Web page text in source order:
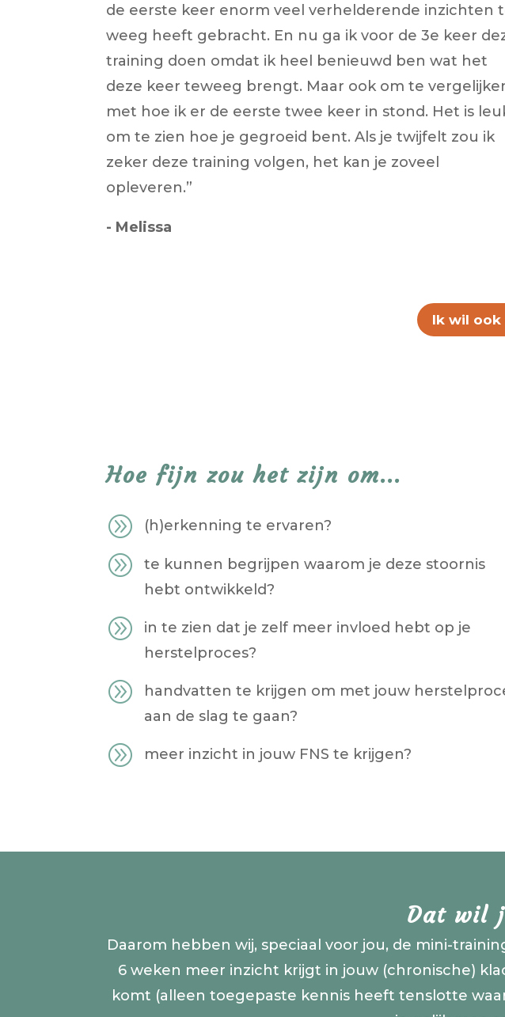
de eerste keer enorm veel verhelderende inzichten
weeg heeft gebracht. En nu ga ik voor de 3e keer
training doen omdat ik heel benieuwd ben wat het
deze keer teweeg brengt. Maar ook om te
met hoe ik er de eerste twee keer in stond. Het is
om te zien hoe je gegroeid bent. Als je twijfelt zou ik
zeker deze training volgen, het kan je zoveel
opleveren.”
- Melissa
Ik wil ook
Hoe fijn zou het zijn om...
A (h)erkenning te ervaren?
A
te kunnen begrijpen waarom je deze stoornis
hebt ontwikkeld?
A
in te zien dat je zelf meer invloed hebt op je
herstelproces?
A
handvatten te krijgen om met jouw
aan de slag te gaan?
A meer inzicht in jouw FNS te krijgen?
Dat wil
Daarom hebben wij, speciaal voor jou, de mini-
6 weken meer inzicht krijgt in jouw (chronische)
komt (alleen toegepaste kennis heeft tenslotte